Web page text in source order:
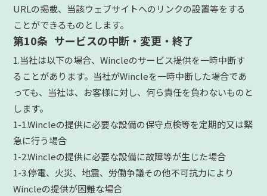
URLの掲載、当該ウェブサイトへのリンクの設置等をする
ことができるものとします。
第10条 サービスの中断・変更・終了
1.当社は以下の場合、Wincleのサービス提供を一時中断す
ることがあります。当社がWincleを一時中断した場合であ
っても、当社は、お客様に対し、何ら責任を負わないものと
します。
1-1.Wincleの提供に必要な設備の保守点検等を定期的又は緊
急に行う場合
1-2.Wincleの提供に必要な設備に故障等が生じた場合
1-3.停電、火災、地震、労働争議その他不可抗力により
Wincleの提供が困難な場合